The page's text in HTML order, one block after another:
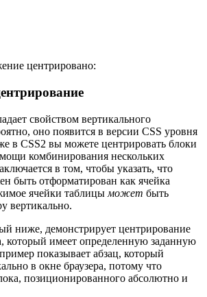
центрировано:
свойством вертикального
оно появится в версии CSS уровня
в CSS2 вы можете центрировать блоки
комбинирования нескольких
в том, чтобы указать, что
быть отформатирован как ячейка
ячейки таблицы может быть
вертикально.
ниже, демонстрирует центрирование
который имеет определенную заданную
показывает абзац, который
в окне браузера, потому что
позиционированного абсолютно и